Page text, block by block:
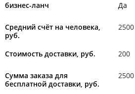
бизнес-ланч Да
Средний счёт на человека,
руб.
2500
Стоимость доставки, руб. 200
Сумма заказа для
бесплатной доставки, руб.
2500